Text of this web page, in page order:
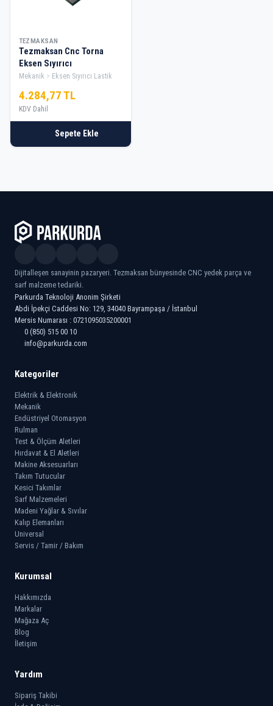
TEZMAKSAN
Tezmaksan Cnc Torna
Eksen Sıyırıcı
Mekanik Eksen Sıyırıcı Lastik
4.284,77 TL
KDV Dahil
Sepete Ekle
Dijitalleşen sanayinin pazaryeri. Tezmaksan bünyesinde CNC yedek parça ve
sarf malzeme tedariki.
Parkurda Teknoloji Anonim Şirketi
Abdi İpekçi Caddesi No: 129, 34040 Bayrampaşa / İstanbul
Mersis Numarası : 0721095035200001
0 (850) 515 00 10
info@parkurda.com
Kategoriler
Elektrik & Elektronik
Mekanik
Endüstriyel Otomasyon
Rulman
Test & Ölçüm Aletleri
Hırdavat & El Aletleri
Makine Aksesuarları
Takım Tutucular
Kesici Takımlar
Sarf Malzemeleri
Madeni Yağlar & Sıvılar
Kalıp Elemanları
Universal
Servis / Tamir / Bakım
Kurumsal
Hakkımızda
Markalar
Mağaza Aç
Blog
İletişim
Yardım
Sipariş Takibi